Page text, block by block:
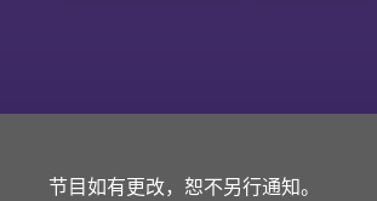
节目如有更改，恕不另行通知。